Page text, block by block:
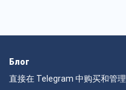
Блог
直接在 Telegram 中购买和管理